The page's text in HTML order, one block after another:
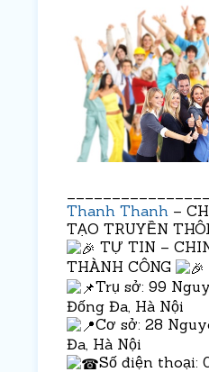
Thanh Thanh –
TẠO TRUYỀN
TỰ TIN –
THÀNH CÔNG
Trụ sở: 99
Đống Đa, Hà Nội
Cơ sở: 28
Đa, Hà Nội
Số điện thoại: